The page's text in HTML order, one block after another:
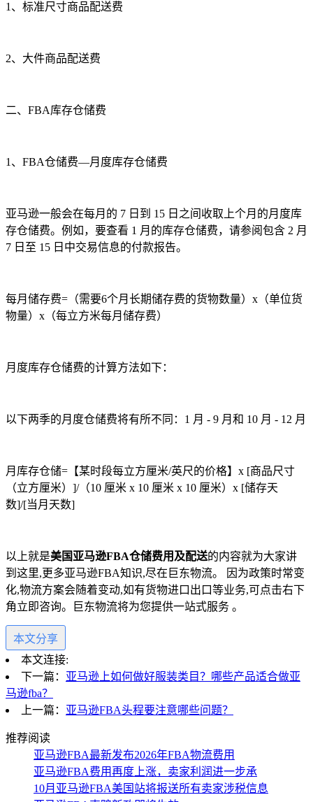
1、标准尺寸商品配送费
2、大件商品配送费
二、 FBA库存仓储费
1、 FBA仓储费—月度库存仓储费
亚马逊一般会在每月的 7 日到 15 日之间收取上个月的月度库
存仓储费。例如，要查看 1 月的库存仓储费，请参阅包含 2 月
7 日至 15 日中交易信息的付款报告。
每月储存费= （需要6个月长期储存费的货物数量） x （单位货
物量） x （每立方米每月储存费）
月度库存仓储费的计算方法如下：
以下两季的月度仓储费将有所不同： 1 月 - 9 月和 10 月 - 12 月
月库存仓储= 【某时段每立方厘米/英尺的价格】 x [商品尺寸
（立方厘米） ]/（10 厘米 x 10 厘米 x 10 厘米） x [储存天
数]/[当月天数]
以上就是美国亚马逊FBA仓储费用及配送的内容就为大家讲
到这里,更多亚马逊FBA知识,尽在巨东物流。 因为政策时常变
化,物流方案会随着变动,如有货物进口出口等业务,可点击右下
角立即咨询。巨东物流将为您提供一站式服务 。
本文分享
本文连接:
下一篇： 亚马逊上如何做好服装类目？哪些产品适合做亚
马逊fba？
上一篇： 亚马逊FBA头程要注意哪些问题？
推荐阅读
亚马逊FBA最新发布2026年FBA物流费用
亚马逊FBA费用再度上涨，卖家利润进一步承
10月亚马逊FBA美国站将报送所有卖家涉税信息